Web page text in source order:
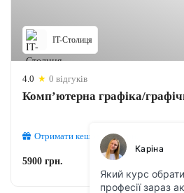
IT-Столиця
4.0 ★ 0 відгуків
Комп’ютерна графіка/
Отримати кешбек295грн.
5900 грн.